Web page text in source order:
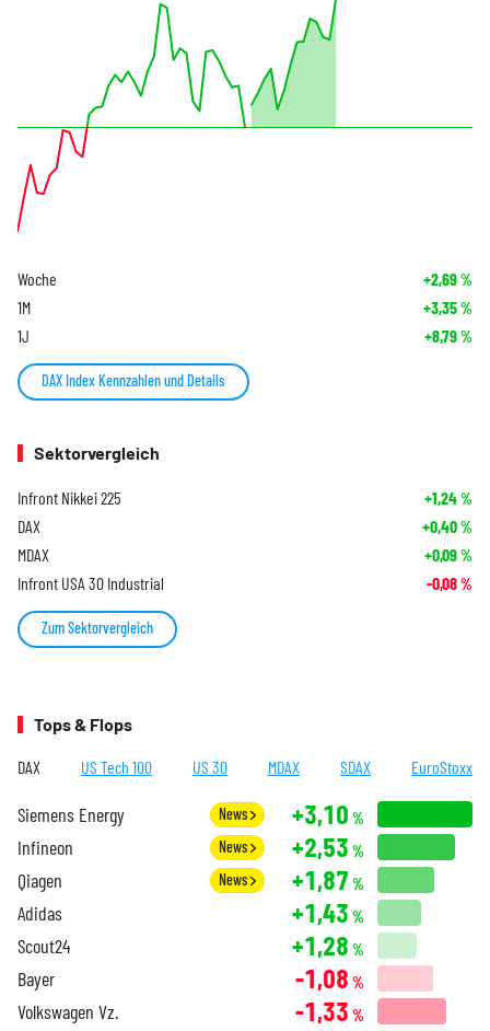
Woche +2,69%
1M +3,35%
1J +8,79%
DAX Index Kennzahlen und Details
Sektorvergleich
Infront Nikkei 225 +1,24%
DAX +0,40%
MDAX +0,09%
Infront USA 30 Industrial -0,08%
Zum Sektorvergleich
Tops & Flops
DAX US Tech 100 US 30 MDAX SDAX EuroStoxx
Siemens Energy News +3,10 %
Infineon News +2,53 %
Qiagen News +1,87 %
Adidas +1,43 %
Scout24 +1,28 %
Bayer -1,08 %
Volkswagen Vz. -1,33 %